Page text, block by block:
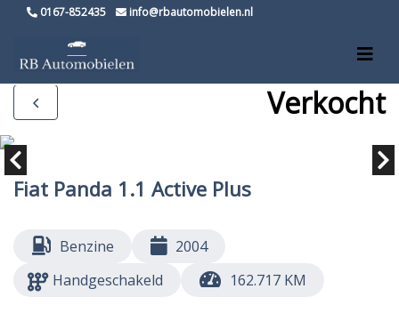
0167-852435 info@rbautomobielen.nl
Verkocht
Fiat Panda 1.1 Active Plus
Benzine
2004
Handgeschakeld
162.717 KM